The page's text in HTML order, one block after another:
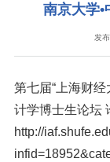
南京大学
发
第七届“上海财经
计学博士生论坛
http://